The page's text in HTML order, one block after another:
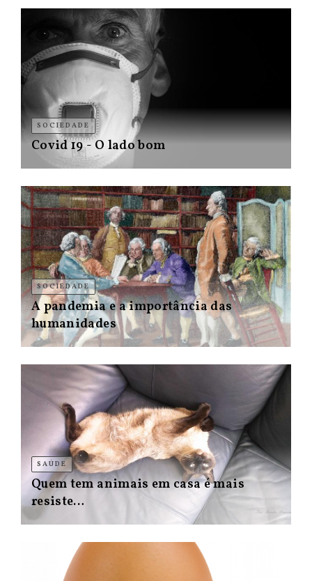
SOCIEDADE
Covid 19 - O lado bom
SOCIEDADE
A pandemia e a importância das
humanidades
SAÚDE
Quem tem animais em casa é mais
resiste…